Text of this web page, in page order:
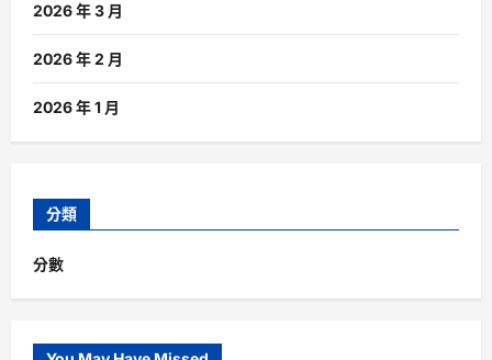
2026 年 3 月
2026 年 2 月
2026 年 1 月
分類
分數